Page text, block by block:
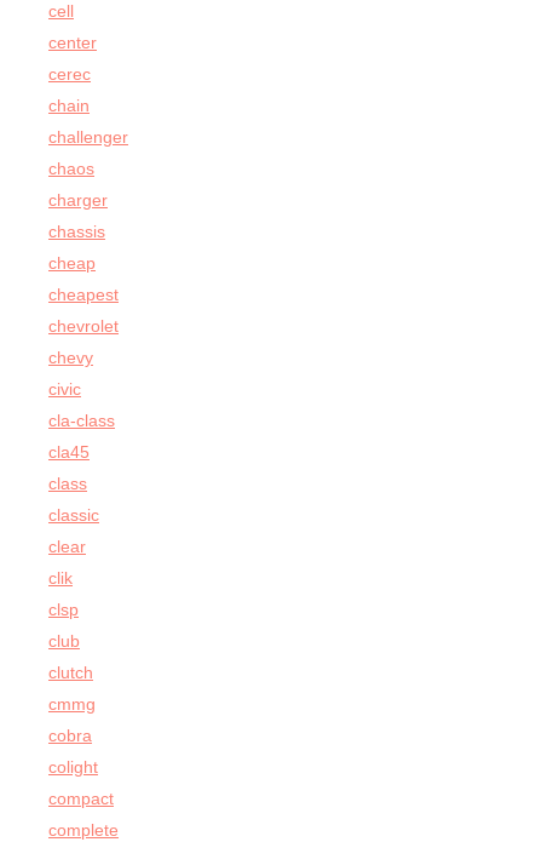
cell
center
cerec
chain
challenger
chaos
charger
chassis
cheap
cheapest
chevrolet
chevy
civic
cla-class
cla45
class
classic
clear
clik
clsp
club
clutch
cmmg
cobra
colight
compact
complete